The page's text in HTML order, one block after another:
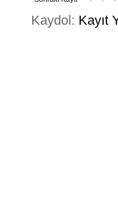
Kaydol: Kayıt